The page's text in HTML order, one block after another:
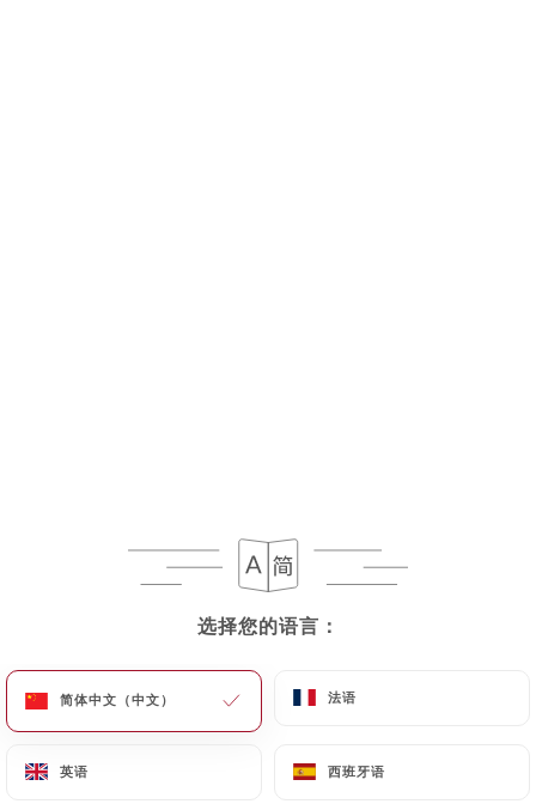
选择您的语言：
简体中文（中文） 法语
英语 西班牙语
Lassi Mangue
选择您的语言：
简体中文（中文） 法语
英语 西班牙语